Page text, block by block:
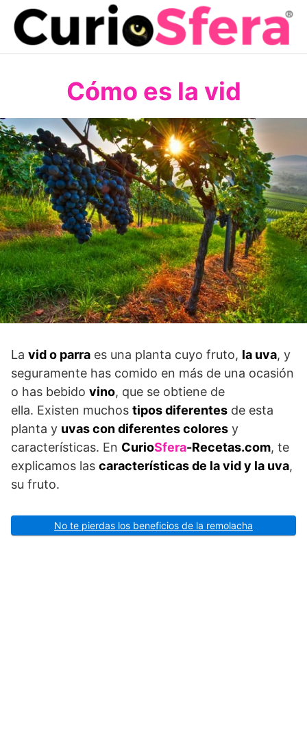
Saltar
contenido
Cómo es la vid
La vid o parra es una planta cuyo fruto, la uva, y
seguramente has comido en más de una ocasión
o has bebido vino, que se obtiene de
ella. Existen muchos tipos diferentes de esta
planta y uvas con diferentes colores y
características. En CurioSfera-Recetas.com, te
explicamos las características de la vid y la uva,
su fruto.
No te pierdas los beneficios de la remolacha